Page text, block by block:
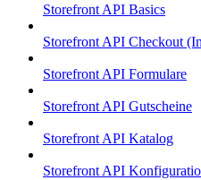
Storefront API Basics
Storefront API Checkout
Storefront API Formulare
Storefront API Gutscheine
Storefront API Katalog
Storefront API